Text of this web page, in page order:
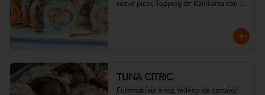
suave picor, Topping de Kanikama con
TUNA CITRIC
Futomaki sin arroz, relleno de camarón